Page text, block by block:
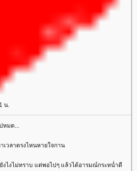
น.
หมด...
เวลาตรงไหนหายใจกาน
งไงไม่ทราบ แต่พอไปๆ แล้วได้อารมณ์กระหน่ำดี